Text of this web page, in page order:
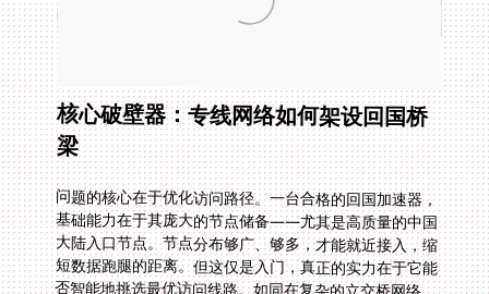
核心破壁器：专线网络如何架设回国桥
梁
问题的核心在于优化访问路径。一台合格的回国加速器，
基础能力在于其庞大的节点储备——尤其是高质量的中国
大陆入口节点。节点分布够广、够多，才能就近接入，缩
短数据跑腿的距离。但这仅是入门，真正的实力在于它能
否智能地挑选最优访问线路。如同在复杂的立交桥网络
中，为你的每次视频请求找到最通畅的VIP通道。这就依
赖技术的精准识别和实时优化能力，确保你的视频请求能